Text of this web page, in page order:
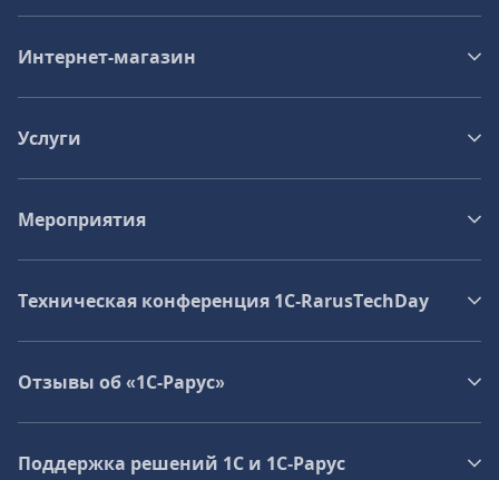
Интернет-магазин
Услуги
Мероприятия
Техническая конференция 1C‑RarusTechDay
Отзывы об «1С-Рарус»
Поддержка решений 1С и 1С‑Рарус